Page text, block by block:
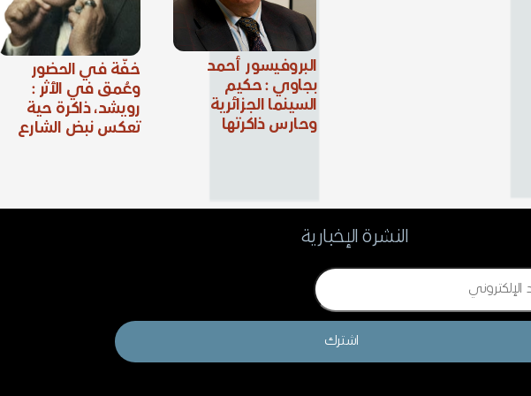
خفّة في الحضور
وعُمق في الأثر :
رويشد، ذاكرة حية
تعكس نبض الشارع
البروفيسور أحمد
بجاوي : حكيم
السينما الجزائرية
وحارس ذاكرتها
النشرة الإخبارية
اشترك